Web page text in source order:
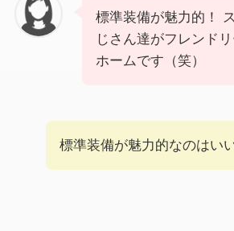
標準装備が魅力的！
じさん達がフレンド
ホームです（笑）
標準装備が魅力的なのはい